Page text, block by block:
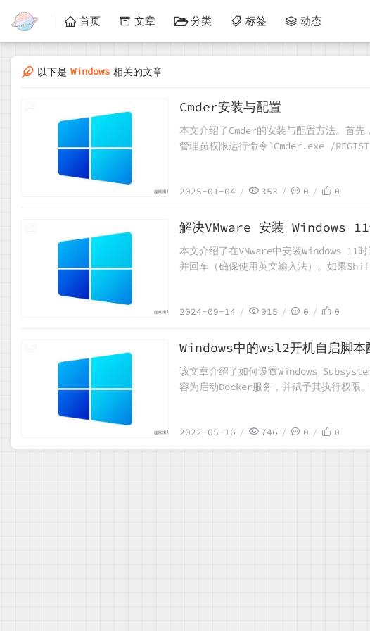
首页 文章 分类 标签 动态
以下是 Windows 相关的文章
2025-01-04
Cmder安装与配置
本文介绍了Cmder的安装与配置方法。首先
管理员权限运行命令`Cmder.exe /
2025-01-04 353 0 0
2024-09-14
解决VMware 安装 Windows 11
本文介绍了在VMware中安装Windows 11
并回车（确保使用英文输入法）。如果
2024-09-14 915 0 0
2022-05-16
Windows中的wsl2开机自启脚本
该文章介绍了如何设置Windows
容为启动Docker服务，并赋予其执行权
2022-05-16 746 0 0